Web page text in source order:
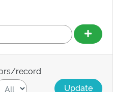
record